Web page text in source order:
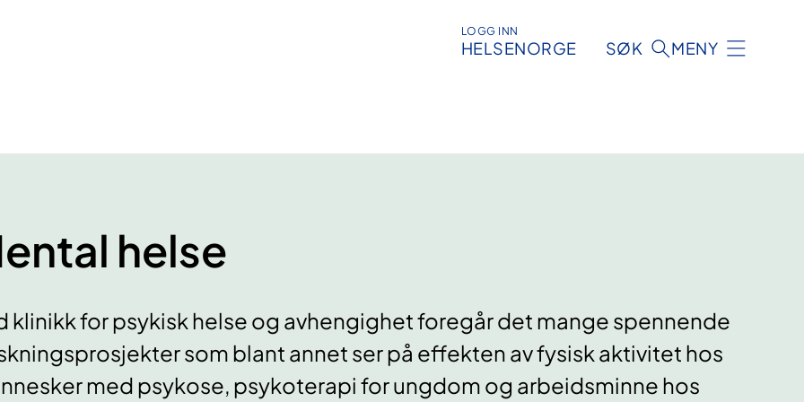
LOGG INN
HELSENORGE SØK MENY
helse
klinikk for psykisk helse og avhengighet foregår det mange spennende
som blant annet ser på effekten av fysisk aktivitet hos
med psykose, psykoterapi for ungdom og arbeidsminne hos